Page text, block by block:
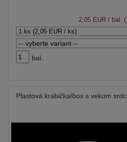
2,05 EUR / bal.
bal.
Plastová krabička/box s vekom